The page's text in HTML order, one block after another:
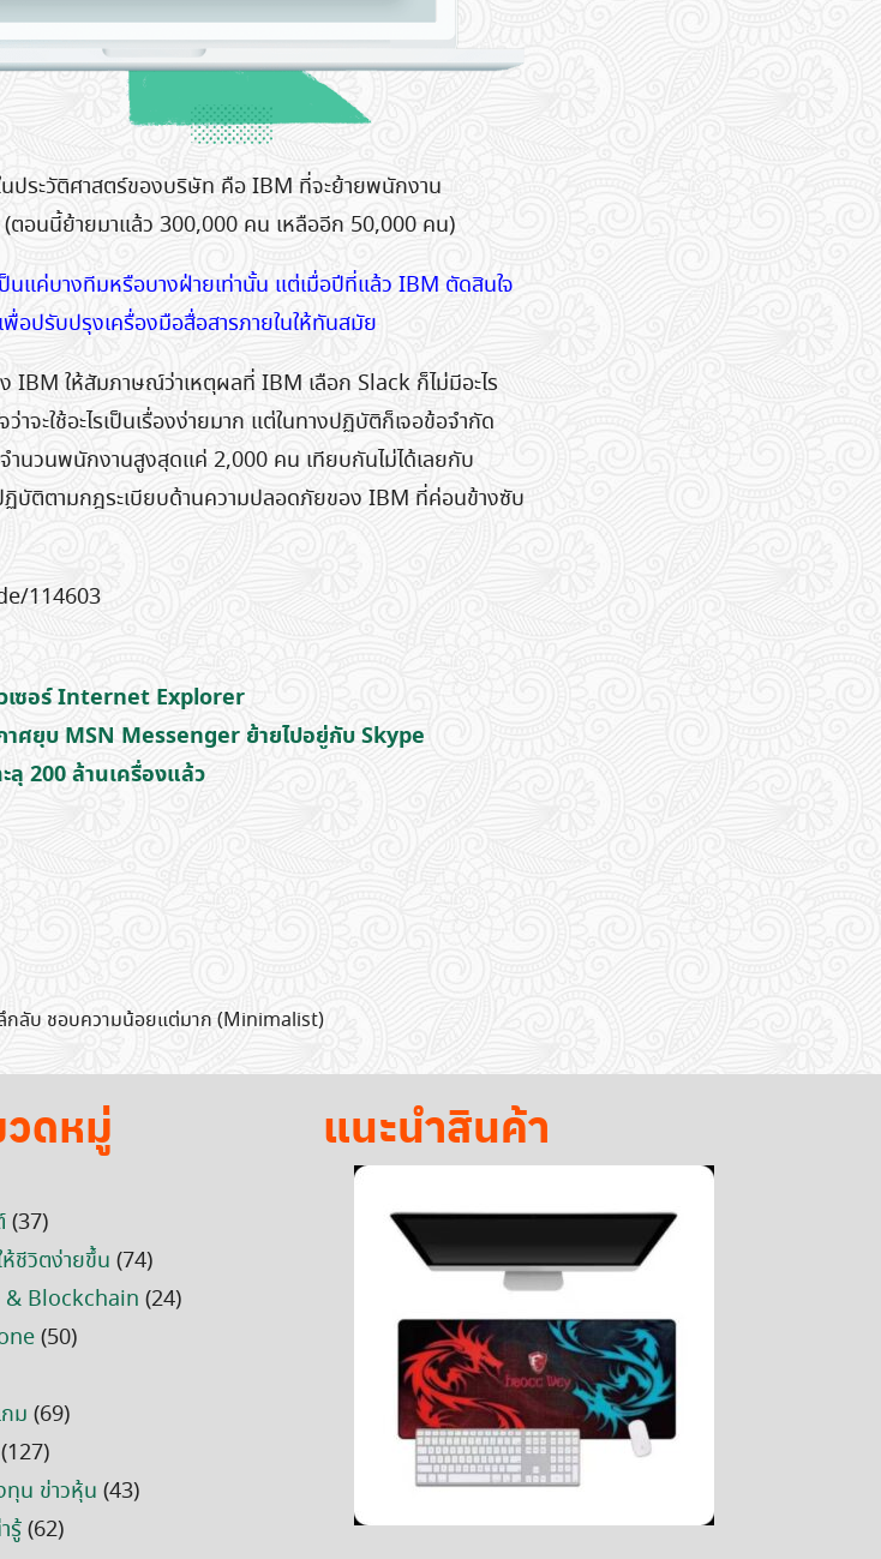
ประวัติศาสตร์ของบริษัท คือ IBM ที่จะย้ายพนักงาน
อนนี้ย้ายมาแล้ว 300,000 คน เหลืออีก 50,000 คน)
แค่บางทีมหรือบางฝ่ายเท่านั้น แต่เมื่อปีที่แล้ว IBM ตัดสินใจ
อปรับปรุงเครื่องมือสื่อสารภายในให้ทันสมัย
ให้สัมภาษณ์ว่าเหตุผลที่ IBM เลือก Slack ก็ไม่มีอะไร
าจะใช้อะไรเป็นเรื่องง่ายมาก แต่ในทางปฏิบัติก็เจอข้อจำกัด
นวนพนักงานสูงสุดแค่ 2,000 คน เทียบกันไม่ได้เลยกับ
ติตามกฎระเบียบด้านความปลอดภัยของ IBM ที่ค่อนข้างซับ
114603
เซอร์ Internet Explorer
ศยุบ MSN Messenger ย้ายไปอยู่กับ Skype
200 ล้านเครื่องแล้ว
กลับ ชอบความน้อยแต่มาก (Minimalist)
ดหมู่
(37)
ชีวิตง่ายขึ้น (74)
Blockchain (24)
(50)
ม (69)
(127)
ทุน ข่าวหุ้น (43)
รู้(62)
แนะนำสินค้า